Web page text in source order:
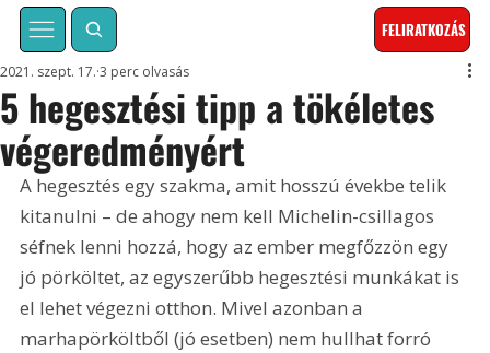
FELIRATKOZÁS
5 hegesztési tipp a tökéletes
végeredményért
2021. szept. 17. 3 perc olvasás
A hegesztés egy szakma, amit hosszú évekbe telik
kitanulni – de ahogy nem kell Michelin-csillagos
séfnek lenni hozzá, hogy az ember megfőzzön egy
jó pörköltet, az egyszerűbb hegesztési munkákat is
el lehet végezni otthon. Mivel azonban a
marhapörköltből (jó esetben) nem hullhat forró